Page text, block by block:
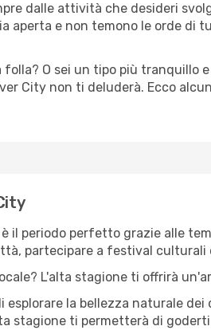
dalle attività che desideri
aperta e non temono le orde
O sei un tipo più tranquillo
City non ti deluderà. Ecco
il periodo perfetto grazie alle
partecipare a festival culturali
L'alta stagione ti offrirà
la bellezza naturale
stagione ti permetterà di